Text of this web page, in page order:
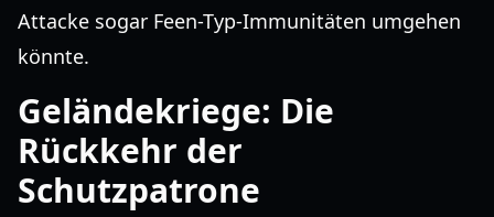
Attacke sogar Feen-Typ-Immunitäten umgehen
könnte.
Geländekriege: Die
Rückkehr der
Schutzpatrone